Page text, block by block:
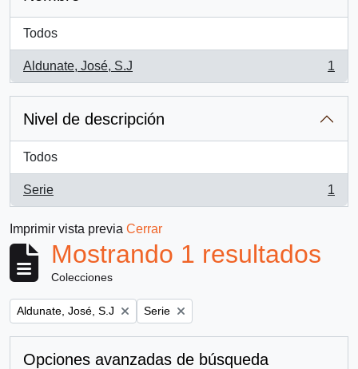
Todos
Aldunate, José, S.J
, 1 resultados
1
Nivel de descripción
Todos
Serie
, 1 resultados
1
Imprimir vista previa Cerrar
Mostrando 1 resultados
Colecciones
Remove filter:
Aldunate, José, S.J Remove filter:
Serie
Opciones avanzadas de búsqueda